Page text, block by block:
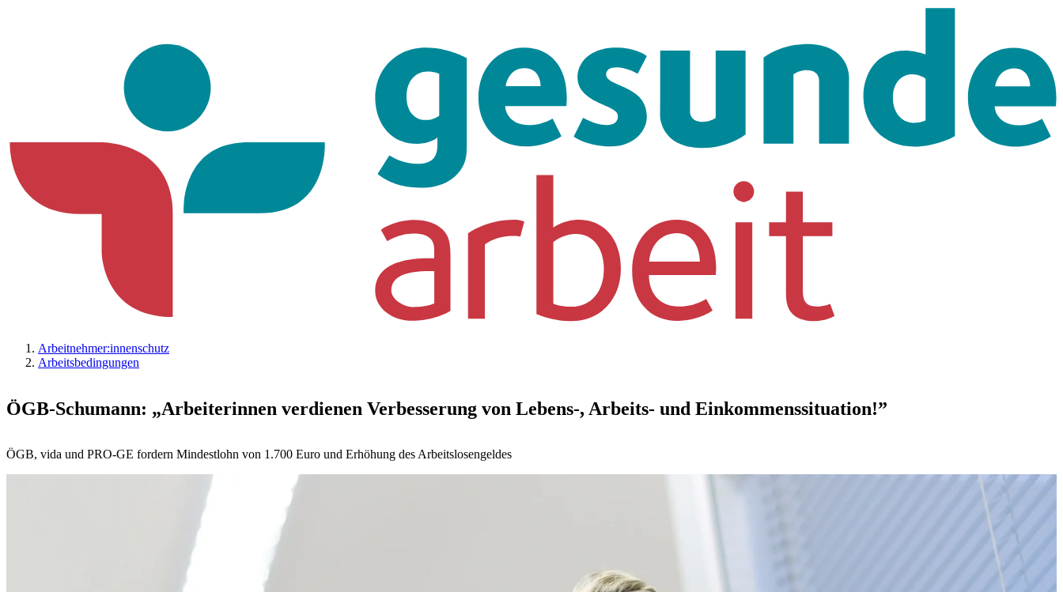
Arbeitnehmer:innenschutz
Arbeitsbedingungen
ÖGB-Schumann: „Arbeiterinnen verdienen Verbesserung von Lebens-, Arbeits- und Einkommenssituation!”
ÖGB, vida und PRO-GE fordern Mindestlohn von 1.700 Euro und Erhöhung des Arbeitslosengeldes